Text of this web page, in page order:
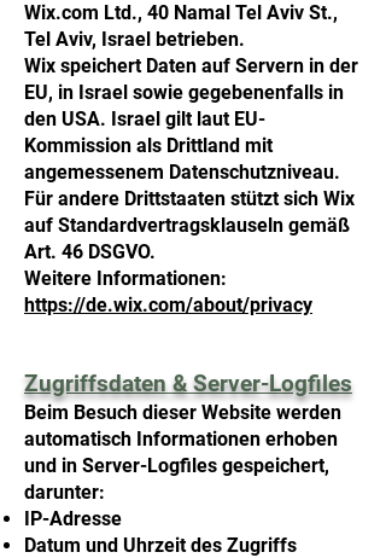
Wix.com Ltd., 40 Namal Tel Aviv St.,
Tel Aviv, Israel betrieben.
Wix speichert Daten auf Servern in der
EU, in Israel sowie gegebenenfalls in
den USA. Israel gilt laut EU-
Kommission als Drittland mit
angemessenem Datenschutzniveau.
Für andere Drittstaaten stützt sich Wix
auf Standardvertragsklauseln gemäß
Art. 46 DSGVO.
Weitere Informationen:
https://de.wix.com/about/privacy
Zugriffsdaten & Server-Logfiles
Beim Besuch dieser Website werden
automatisch Informationen erhoben
und in Server-Logfiles gespeichert,
darunter:
IP-Adresse
Datum und Uhrzeit des Zugriffs